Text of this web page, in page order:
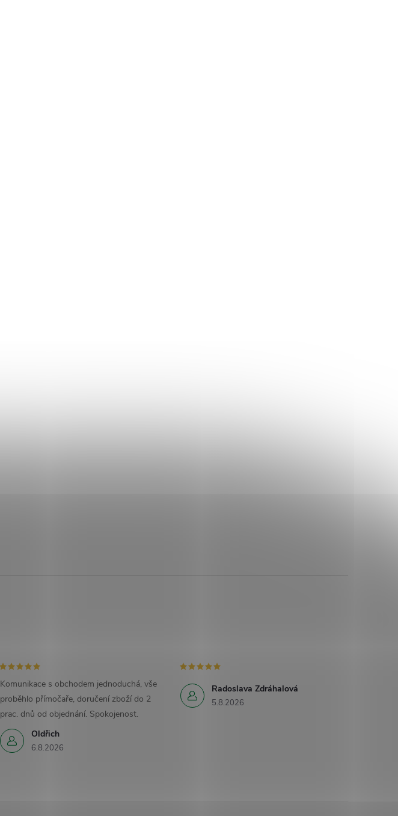
Oldřich
6.8.2026
Komunikace s obchodem jednoduchá, vše
proběhlo přímočaře, doručení zboží do 2
prac. dnů od objednání. Spokojenost.
Radoslava Zdráhalová
5.8.2026